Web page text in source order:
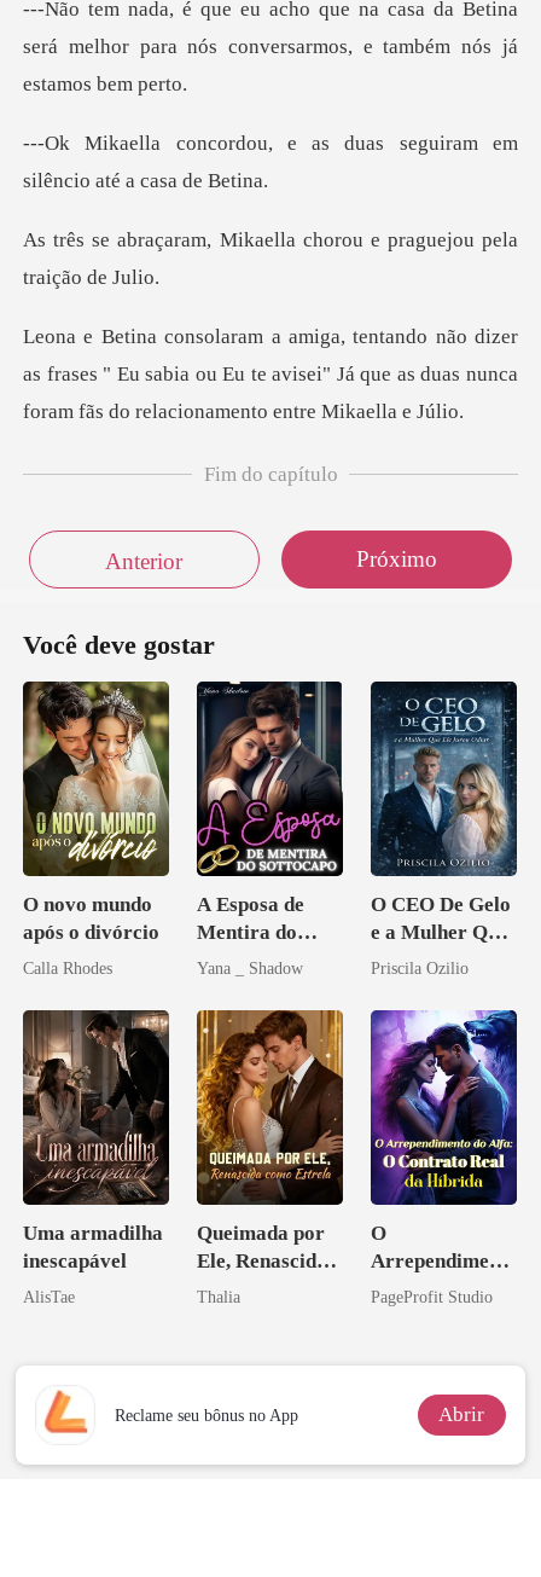
sa da Betina
será melhor para nós conver
e as duas seguiram em
silê
kaella chorou e praguejo
as frases " Eu sabia ou Eu te avisei" Já que as duas n
Fim do capítulo
Anterior Próximo
Você deve gostar
O novo mundo
após o divórcio
Calla Rhodes
A Esposa de
Mentira do
Sottocapo
Yana _ Shadow
O CEO De Gelo
e a Mulher Que
Ele Jurou Odiar
Priscila Ozilio
Uma armadilha
inescapável
AlisTae
Queimada por
Ele, Renascida
como Estrela
Thalia
O
Arrependiment
o do Alfa: O
PageProfit Studio
Reclame seu bônus no App Abrir